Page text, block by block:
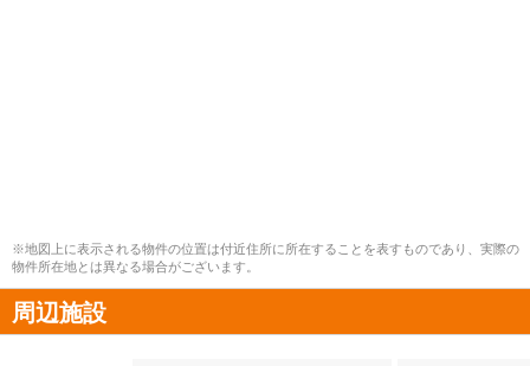
※地図上に表示される物件の位置は付近住所に所在することを表すものであり、実際の
物件所在地とは異なる場合がございます。
周辺施設